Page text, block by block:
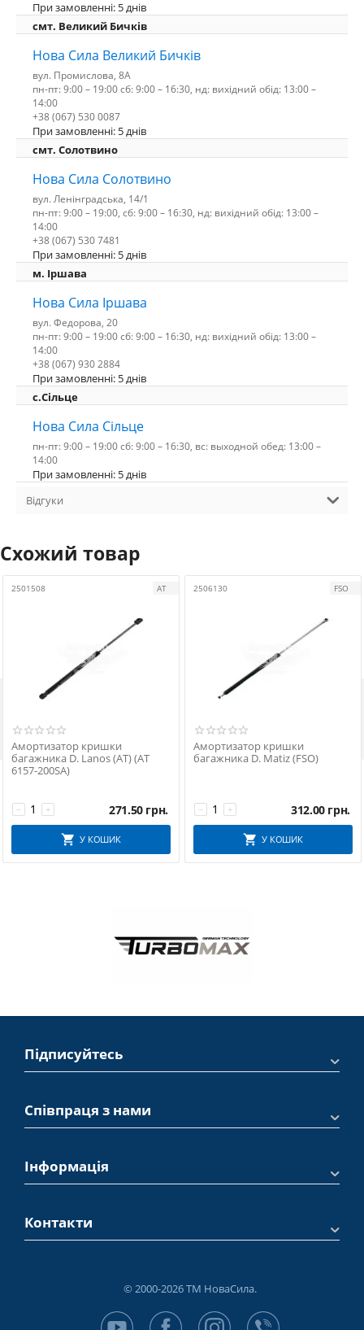
При замовленні: 5 днів
смт. Великий Бичків
Нова Сила Великий Бичків
вул. Промислова, 8А
пн-пт: 9:00 – 19:00 сб: 9:00 – 16:30, нд: вихідний обід: 13:00 –
14:00
+38 (067) 530 0087
При замовленні: 5 днів
смт. Солотвино
Нова Сила Солотвино
вул. Ленінградська, 14/1
пн-пт: 9:00 – 19:00, сб: 9:00 – 16:30, нд: вихідний обід: 13:00 –
14:00
+38 (067) 530 7481
При замовленні: 5 днів
м. Іршава
Нова Сила Іршава
вул. Федорова, 20
пн-пт: 9:00 – 19:00 сб: 9:00 – 16:30, нд: вихідний обід: 13:00 –
14:00
+38 (067) 930 2884
При замовленні: 5 днів
с.Сільце
Нова Сила Сільце
пн-пт: 9:00 – 19:00 сб: 9:00 – 16:30, вс: выходной обед: 13:00 –
14:00
При замовленні: 5 днів
Відгуки
Схожий товар
2501508 АТ
Амортизатор кришки
багажника D. Lanos (АТ) (AT
6157-200SA)
+
− 271.50 грн.
У КОШИК
2506130 FSO
Амортизатор кришки
багажника D. Matiz (FSO)
+
− 312.00 грн.
У КОШИК
Підписуйтесь
Співпраця з нами
Інформація
Контакти
© 2000-2026 ТМ НоваСила.